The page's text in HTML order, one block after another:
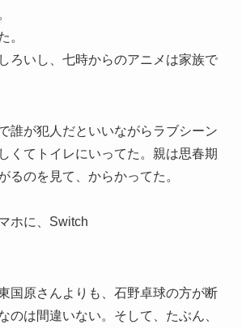
。
ろいし、七時からのアニメは家族で
誰が犯人だといいながらラブシーン
くてトイレにいってた。親は思春期
るのを見て、からかってた。
ホに、Switch
国原さんよりも、石野卓球の方が断
のは間違いない。そして、たぶん、